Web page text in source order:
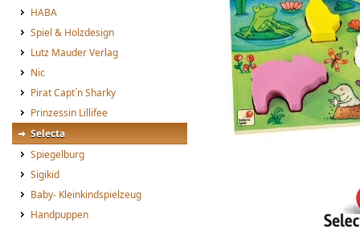
HABA
Spiel & Holzdesign
Lutz Mauder Verlag
Nic
Pirat Capt´n Sharky
Prinzessin Lillifee
Selecta
Spiegelburg
Sigikid
Baby- Kleinkindspielzeug
Handpuppen